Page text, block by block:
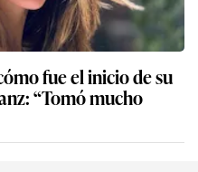
fue el inicio de su
“Tomó mucho